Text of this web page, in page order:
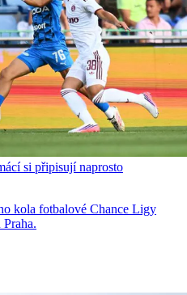
si připisují naprosto
kola fotbalové Chance Ligy